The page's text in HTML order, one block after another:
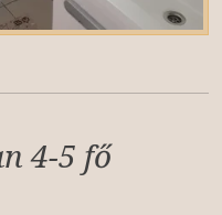
4-5 fő